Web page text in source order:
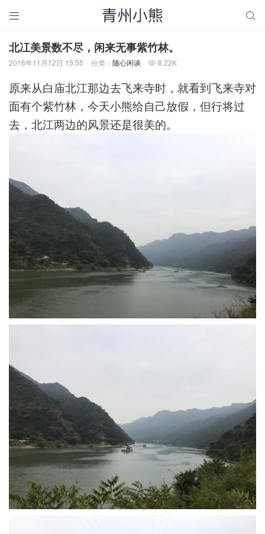
 
北冮美 景数不尽，闲来无事紫竹林。
2016年11月12日 15:55 分类： 随心闲谈  8.22K
原来从白庙北江那边去飞来寺时，就看到飞来寺对
面有个紫竹林，今天小熊给自己放假，但行将过
去，北江两边的风景还是很美的。